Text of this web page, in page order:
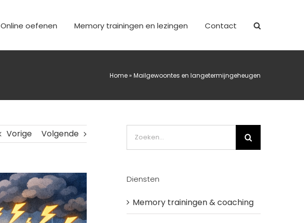
Online oefenen Memory trainingen en lezingen Contact
Home» Mailgewoontes en langetermijngeheugen
Vorige Volgende
naar:
Diensten
Memory trainingen & coaching